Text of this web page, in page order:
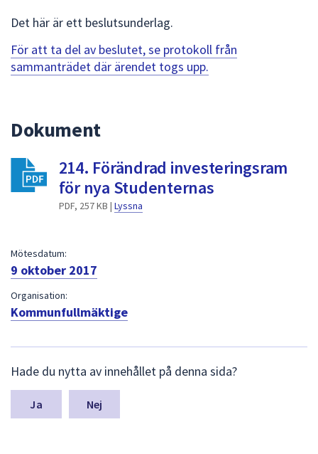
för
att
navigera
för
att
Det här är ett beslutsunderlag.
För att ta del av beslutet, se protokoll från
sammanträdet där ärendet togs upp.
Dokument
214. Förändrad investeringsram
för nya Studenternas
PDF, 257 KB | Lyssna
Mötesdatum:
9 oktober 2017
Organisation:
Kommunfullmäktige
ä
m
a
Hade du nytta av innehållet på denna sida?
Nej